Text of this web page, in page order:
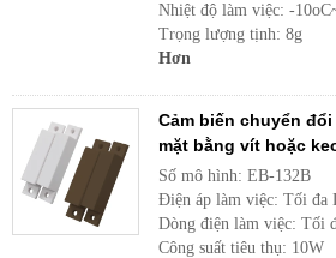
Nhiệt độ làm việc: -
Trọng lượng tịnh: 8g
Hơn
Cảm biến chuyển
mặt bằng vít hoặc
Số mô hình: EB-132B
Điện áp làm việc: Tối đa
Dòng điện làm việc: Tối
Công suất tiêu thụ: 10W